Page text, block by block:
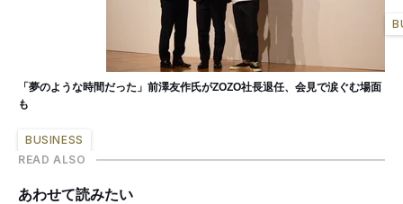
「夢のような時間だった」前澤友作氏がZOZO社長退任、会見で涙ぐむ場面
も
BUSINESS
READ ALSO
あわせて読みたい